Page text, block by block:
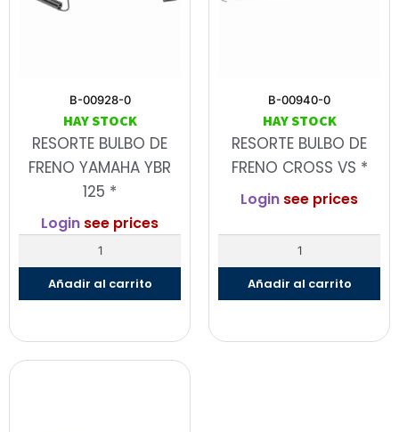
B-00928-0
HAY STOCK
RESORTE BULBO DE
FRENO YAMAHA YBR
125 *
Login see prices
Añadir al carrito
B-00940-0
HAY STOCK
RESORTE BULBO DE
FRENO CROSS VS *
Login see prices
Añadir al carrito